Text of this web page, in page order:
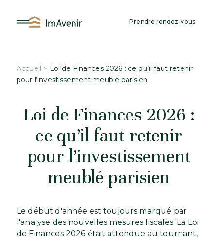
contenu
Prendre rendez-vous
Accueil > Loi de Finances 2026 : ce qu’il faut retenir
pour l’investissement meublé parisien
Loi de Finances 2026 :
ce qu’il faut retenir
pour l’investissement
meublé parisien
Le début d'année est toujours marqué par
l'analyse des nouvelles mesures fiscales. La Loi
de Finances 2026 était attendue au tournant,